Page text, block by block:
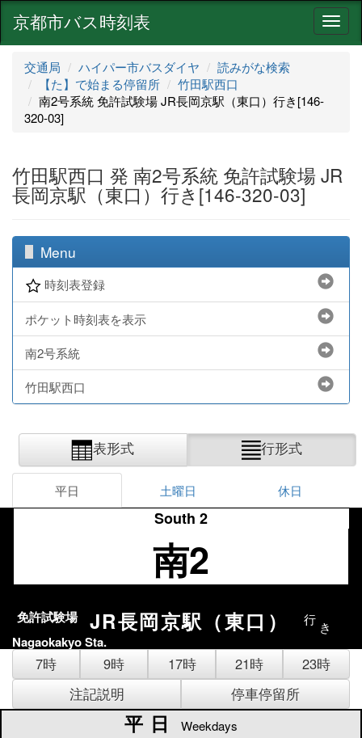
ナ
ビ
京都市バス時刻表
交通局 ハイパー市バスダイヤ
読みがな検索
【た】で始まる停留所
竹田駅西口
南2号系統 免許試験場 JR長岡京駅（東口）行き[146-
320-03]
竹田駅西口 発 南2号系統 免許試験場 JR
長岡京駅（東口）行き[146-320-03]
Menu
時刻表登録
ポケット時刻表を表示
南2号系統
竹田駅西口
表形式 行形式
平日 土曜日 休日
South 2
南2
免許試験場 JR長岡京駅（東口） 行 き
Nagaokakyo Sta.
7時 9時 17時 21時
23時
注記説明
停車停留所
平日
Weekdays